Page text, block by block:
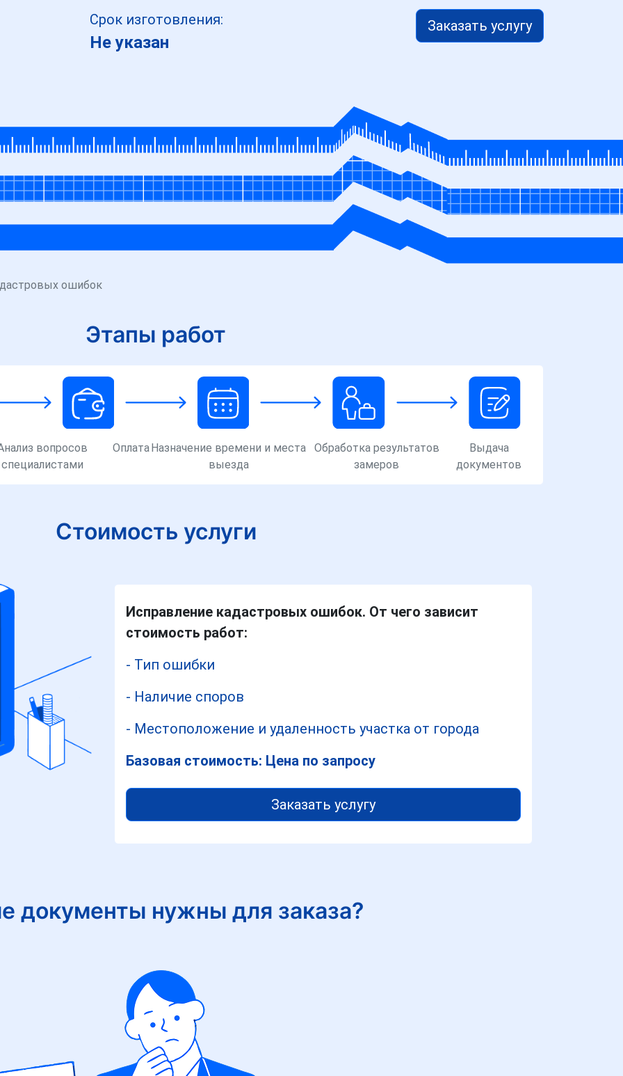
Срок изготовления:
Не указан
Заказать услугу
ошибок
Этапы работ
вопросов
специалистами
ОплатаНазначение времени и места
выезда
Обработка результатов
замеров
Выдача
документов
Стоимость услуги
Исправление кадастровых ошибок. От чего зависит
стоимость работ:
- Тип ошибки
- Наличие споров
- Местоположение и удаленность участка от города
Базовая стоимость: Цена по запросу
Заказать услугу
документы нужны для заказа?